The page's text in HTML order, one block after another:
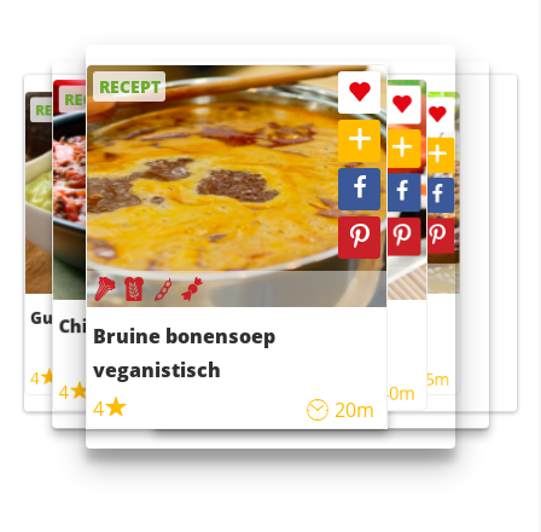
RECEPT
Guacamole
4
RECEPT
Chili con carne
4 45m
RECEPT
Bruine bonensoep
veganistisch
4
20m
RECEPT
Sushi rijstsalade
maaltijdsalade
40m
RECEPT
4 55m